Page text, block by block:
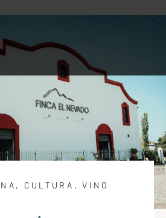
, CULTURA ,VINO